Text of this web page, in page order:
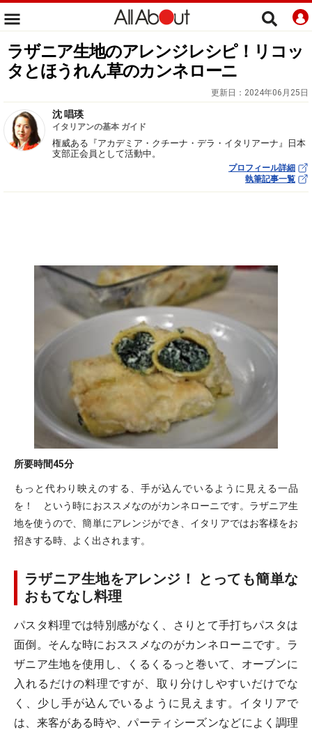
ラザニア生地のアレンジレシピ！リコッ
タとほうれん草のカンネローニ
更新日： 2024年06月25日
沈 唱瑛
イタリアンの基本 ガイド
権威ある『アカデミア・クチーナ・デラ・イタリアーナ』日本
支部正会員として活動中。
プロフィール詳細
執筆記事一覧
所要時間45分
もっと代わり映えのする、手が込んでいるように見える一品
を！ という時におススメなのがカンネローニです。ラザニア生
地を使うので、簡単にアレンジができ、イタリアではお客様をお
招きする時、よく出されます。
ラザニア生地をアレンジ！ とっても簡単な
おもてなし料理
パスタ料理では特別感がなく、さりとて手打ちパスタは
面倒。そんな時におススメなのがカンネローニです。ラ
ザニア生地を使用し、くるくるっと巻いて、オーブンに
入れるだけの料理ですが、取り分けしやすいだけでな
く、少し手が込んでいるように見えます。イタリアで
は、来客がある時や、パーティシーズンなどによく調理